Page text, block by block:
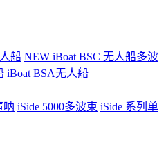
船 NEW iBoat BSC 无人船多波
iBoat BSA无人船
呐 iSide 5000多波束 iSide 系列单